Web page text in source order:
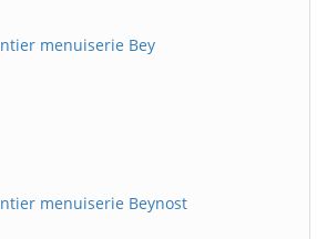
menuiserie Bey
menuiserie Beynost